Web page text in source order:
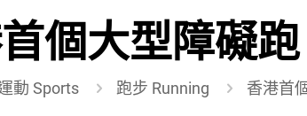
個大型障礙跑
動 Sports 跑步 Running 香港首